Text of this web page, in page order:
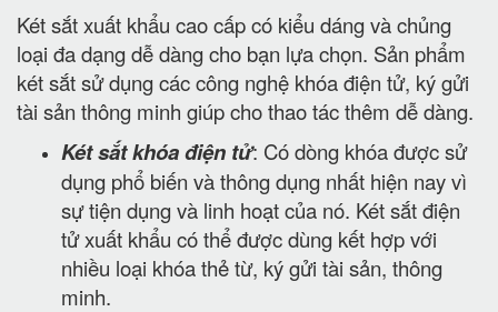
Két sắt xuất khẩu cao cấp có kiểu dáng và chủng
loại đa dạng dễ dàng cho bạn lựa chọn. Sản phẩm
két sắt sử dụng các công nghệ khóa điện tử, ký gửi
tài sản thông minh giúp cho thao tác thêm dễ dàng.
Két sắt khóa điện tử: Có dòng khóa được sử
dụng phổ biến và thông dụng nhất hiện nay vì
sự tiện dụng và linh hoạt của nó. Két sắt điện
tử xuất khẩu có thể được dùng kết hợp với
nhiều loại khóa thẻ từ, ký gửi tài sản, thông
minh.